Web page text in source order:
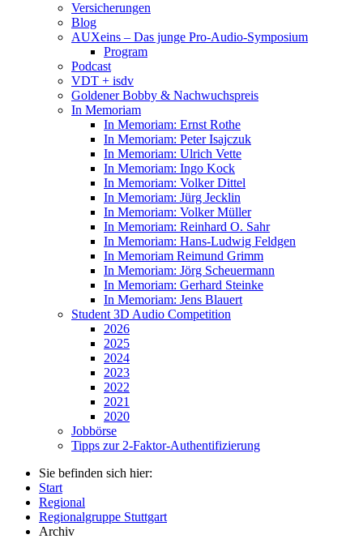
Versicherungen
Blog
AUXeins – Das junge Pro-Audio-Symposium
Program
Podcast
VDT + isdv
Goldener Bobby & Nachwuchspreis
In Memoriam
In Memoriam: Ernst Rothe
In Memoriam: Peter Isajczuk
In Memoriam: Ulrich Vette
In Memoriam: Ingo Kock
In Memoriam: Volker Dittel
In Memoriam: Jürg Jecklin
In Memoriam: Volker Müller
In Memoriam: Reinhard O. Sahr
In Memoriam: Hans-Ludwig Feldgen
In Memoriam Reimund Grimm
In Memoriam: Jörg Scheuermann
In Memoriam: Gerhard Steinke
In Memoriam: Jens Blauert
Student 3D Audio Competition
2026
2025
2024
2023
2022
2021
2020
Jobbörse
Tipps zur 2-Faktor-Authentifizierung
Sie befinden sich hier:
Start
Regional
Regionalgruppe Stuttgart
Archiv